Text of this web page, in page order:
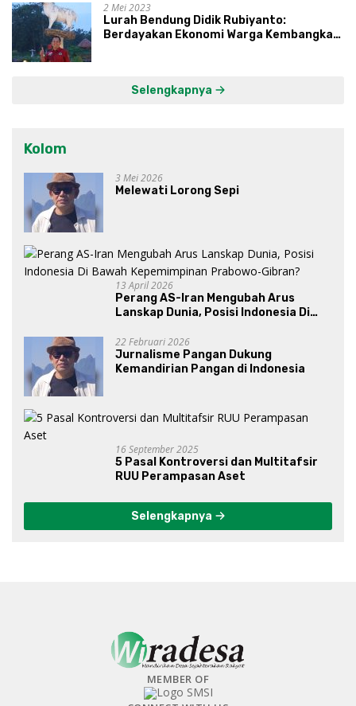
2 Mei 2023
Lurah Bendung Didik Rubiyanto:
Berdayakan Ekonomi Warga Kembangkan
Selengkapnya
Kolom
3 Mei 2026
Melewati Lorong Sepi
13 April 2026
Perang AS-Iran Mengubah Arus
Lanskap Dunia, Posisi Indonesia Di
Gibran?
22 Februari 2026
Jurnalisme Pangan Dukung
Kemandirian Pangan di Indonesia
16 September 2025
5 Pasal Kontroversi dan Multitafsir
RUU Perampasan Aset
Selengkapnya
MEMBER OF